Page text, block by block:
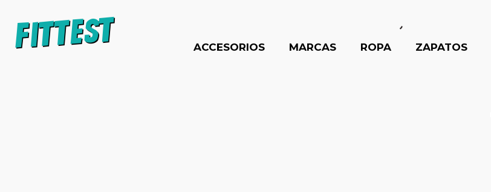
ACCESORIOS MARCAS ROPA ZAPATOS